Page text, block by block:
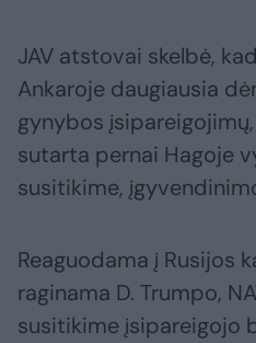
JAV atstovai skelbė,
Ankaroje daugiausia
gynybos
sutarta pernai Hagoje
susitikime,
Reaguodama į Rusijos
raginama D. Trumpo,
susitikime įsipareigojo